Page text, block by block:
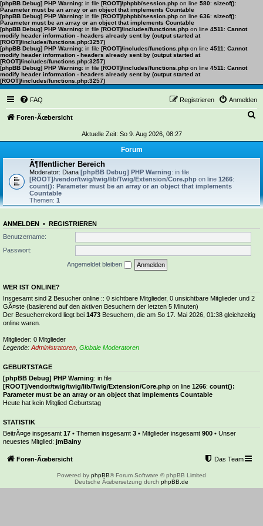
[phpBB Debug] PHP Warning: in file [ROOT]/phpbb/session.php on line 580: sizeof():
Parameter must be an array or an object that implements Countable
[phpBB Debug] PHP Warning: in file [ROOT]/phpbb/session.php on line 636: sizeof():
Parameter must be an array or an object that implements Countable
[phpBB Debug] PHP Warning: in file [ROOT]/includes/functions.php on line 4511 : Cannot
modify header information - headers already sent by (output started at
[ROOT]/includes/functions.php:3257)
[phpBB Debug] PHP Warning: in file [ROOT]/includes/functions.php on line 4511 : Cannot
modify header information - headers already sent by (output started at
[ROOT]/includes/functions.php:3257)
[phpBB Debug] PHP Warning: in file [ROOT]/includes/functions.php on line 4511 : Cannot
modify header information - headers already sent by (output started at
[ROOT]/includes/functions.php:3257)
FAQ Anmelden
Registrieren
Foren-Ãœbersicht
h
Aktuelle Zeit: So 9. Aug 2026, 08:27
Forum
Ã¶ffentlicher Bereich
Moderator: Diana [phpBB Debug] PHP Warning: in file
[ROOT]/vendor/twig/twig/lib/Twig/Extension/Core.php on line 1266:
count(): Parameter must be an array or an object that implements
Countable
Themen: 1
ANMELDEN • REGISTRIEREN
Benutzername:
Passwort:
Angemeldet bleiben
WER IST ONLINE?
Insgesamt sind 2 Besucher online :: 0 sichtbare Mitglieder, 0 unsichtbare Mitglieder und 2
GÃ¤ste (basierend auf den aktiven Besuchern der letzten 5 Minuten)
Der Besucherrekord liegt bei 1473 Besuchern, die am So 17. Mai 2026, 01:38 gleichzeitig
online waren.
Mitglieder: 0 Mitglieder
Legende: Administratoren Globale Moderatoren
GEBURTSTAGE
[phpBB Debug] PHP Warning: in file
[ROOT]/vendor/twig/twig/lib/Twig/Extension/Core.php on line 1266: count():
Parameter must be an array or an object that implements Countable
Heute hat kein Mitglied Geburtstag
STATISTIK
BeitrÃ¤ge insgesamt 17 • Themen insgesamt 3 • Mitglieder insgesamt 900 • Unser
neuestes Mitglied: jmBainy
Foren-Ãœbersicht Das Team
Powered by phpBB® Forum Software © phpBB Limited
Deutsche Ãœbersetzung durch phpBB.de